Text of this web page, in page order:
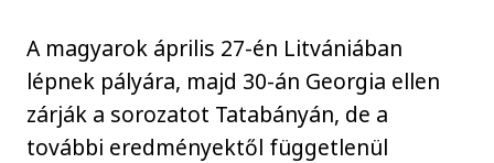
A magyarok április 27-én Litvániában
lépnek pályára, majd 30-án Georgia ellen
zárják a sorozatot Tatabányán, de a
további eredményektől függetlenül